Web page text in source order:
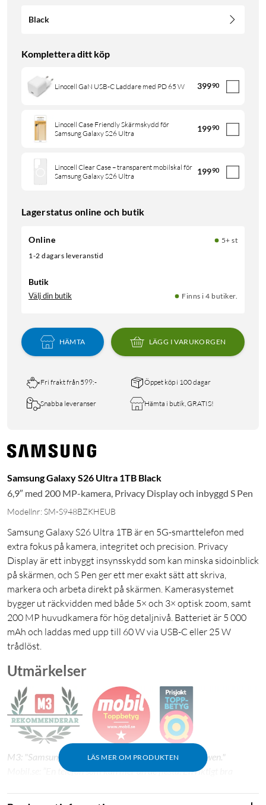
Black
Komplettera ditt köp
Linocell GaN USB-C Laddare med PD 65 W 39990
Linocell Case Friendly Skärmskydd för
Samsung Galaxy S26 Ultra
19990
Linocell Clear Case – transparent mobilskal för
Samsung Galaxy S26 Ultra
19990
Lagerstatus online och butik
Online
5+ st
1-2 dagars leveranstid
Butik
Välj din butik Finns i 4 butiker.
HÄMTA LÄGG I VARUKORGEN
Fri frakt från 599:- Öppet köp i 100 dagar
Snabba leveranser Hämta i butik, GRATIS!
Samsung Galaxy S26 Ultra 1TB Black
6,9″ med 200 MP-kamera, Privacy Display och inbyggd S Pen
Modellnr: SM-S948BZKHEUB
Samsung Galaxy S26 Ultra 1TB är en 5G-smarttelefon med
extra fokus på kamera, integritet och precision. Privacy
Display är ett inbyggt insynsskydd som kan minska sidoinblick
på skärmen, och S Pen ger ett mer exakt sätt att skriva,
markera och arbeta direkt på skärmen. Kamerasystemet
bygger ut räckvidden med både 5× och 3× optisk zoom, samt
200 MP huvudkamera för hög detaljnivå. Batteriet är 5 000
mAh och laddas med upp till 60 W via USB-C eller 25 W
trådlöst.
LÄS MER OM PRODUKTEN
Utmärkelser
M3: "Samsung Galaxy S26 Ultra – skärmen stjäl showen."
Mobil.se: ”En telefon som kan mer än de flesta. En riktigt bra